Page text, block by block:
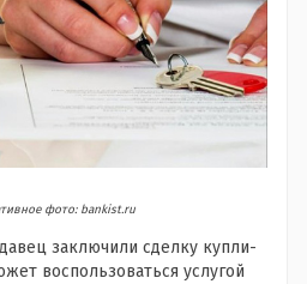
фото: bankist.ru
заключили сделку купли-
воспользоваться услугой